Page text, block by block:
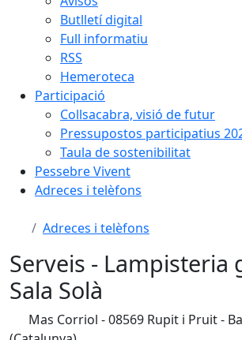
Butlletí digital
Full informatiu
RSS
Hemeroteca
Participació
Collsacabra, visió de futur
Pressupostos participatius
Taula de sostenibilitat
Pessebre Vivent
Adreces i telèfons
Adreces i telèfons
Serveis - Lampisteria
Sala Solà
Mas Corriol - 08569 Rupit i Pruit -